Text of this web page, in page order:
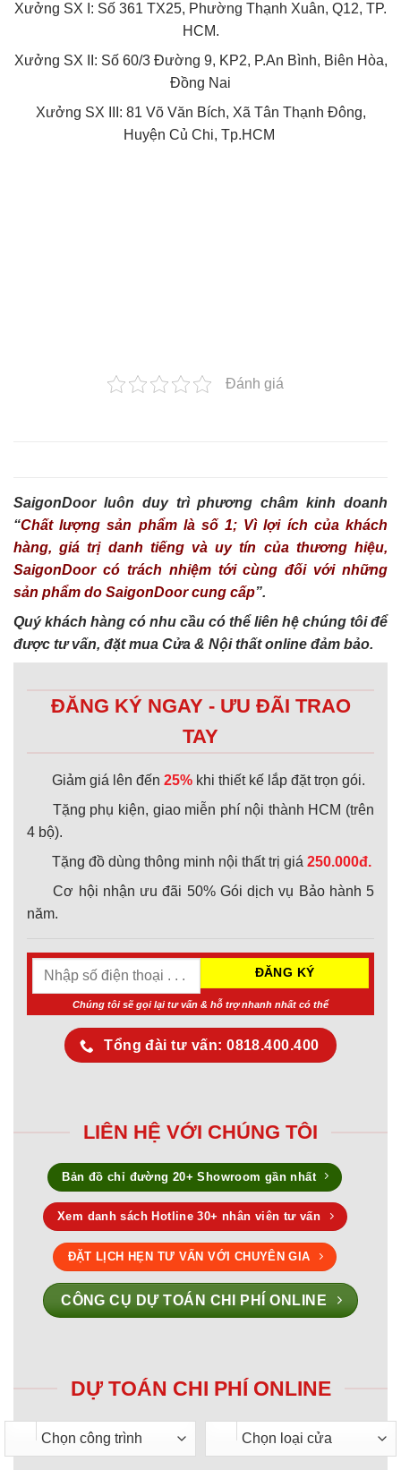
Xưởng SX I: Số 361 TX25, Phường Thạnh Xuân, Q12, TP.
HCM.
Xưởng SX II: Số 60/3 Đường 9, KP2, P.An Bình, Biên Hòa,
Đồng Nai
Xưởng SX III: 81 Võ Văn Bích, Xã Tân Thạnh Đông,
Huyện Củ Chi, Tp.HCM
Đánh giá
SaigonDoor luôn duy trì phương châm kinh doanh
“Chất lượng sản phẩm là số 1; Vì lợi ích của khách
hàng, giá trị danh tiếng và uy tín của thương hiệu,
SaigonDoor có trách nhiệm tới cùng đối với những
sản phẩm do SaigonDoor cung cấp”.
Quý khách hàng có nhu cầu có thể liên hệ chúng tôi để
được tư vấn, đặt mua Cửa & Nội thất online đảm bảo.
ĐĂNG KÝ NGAY - ƯU ĐÃI TRAO
TAY
Giảm giá lên đến 25% khi thiết kế lắp đặt trọn gói.
Tặng phụ kiện, giao miễn phí nội thành HCM (trên
4 bộ).
Tặng đồ dùng thông minh nội thất trị giá 250.000đ.
Cơ hội nhận ưu đãi 50% Gói dịch vụ Bảo hành 5
năm.
Chúng tôi sẽ gọi lại tư vấn & hỗ trợ nhanh nhất có thể
Tổng đài tư vấn: 0818.400.400
LIÊN HỆ VỚI CHÚNG TÔI
Bản đồ chỉ đường 20+ Showroom gần nhất
Xem danh sách Hotline 30+ nhân viên tư vấn
ĐẶT LỊCH HẸN TƯ VẤN VỚI CHUYÊN GIA
CÔNG CỤ DỰ TOÁN CHI PHÍ ONLINE
DỰ TOÁN CHI PHÍ ONLINE